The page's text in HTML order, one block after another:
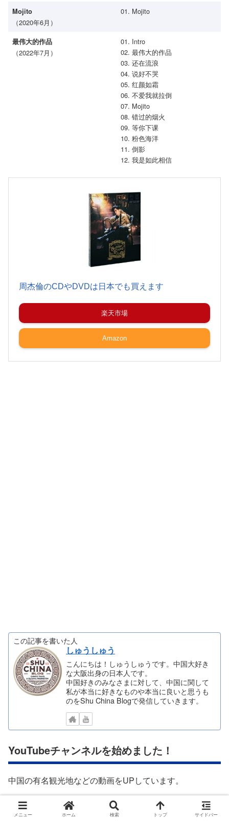
Mojito
（2020年6月）
01. Mojito
最伟大的作品
（2022年7月）
01. Intro
02. 最伟大的作品
03. 还在流浪
04. 说好不哭
05. 红颜如霜
06. 不爱我就拉倒
07. Mojito
08. 错过的烟火
09. 等你下课
10. 粉色海洋
11. 倒影
12. 我是如此相信
周杰倫のCDやDVDは日本でも買えます
楽天市場
Amazon
この記事を書いた人
しゅうしゅう
こんにちは！しゅうしゅうです。中国大好き
な大阪出身の日本人です。
中国好きのみなさまに対して、中国に関して
私が本当に好きなものや本当に良いと思うも
のをShu China Blogで発信していきます。
YouTubeチャンネルを始めました！
中国の有名観光地などの動画をUPしています。
ぜひ多くの方に見ていただけたら、うれしいです！
メニュー ホーム 検索 トップ サイドバー